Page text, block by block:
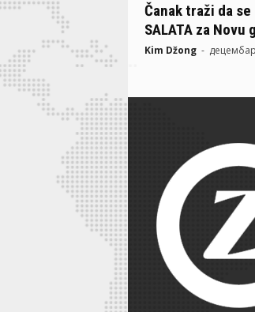
Čanak traži da se
SALATA za Novu
Kim Džong -